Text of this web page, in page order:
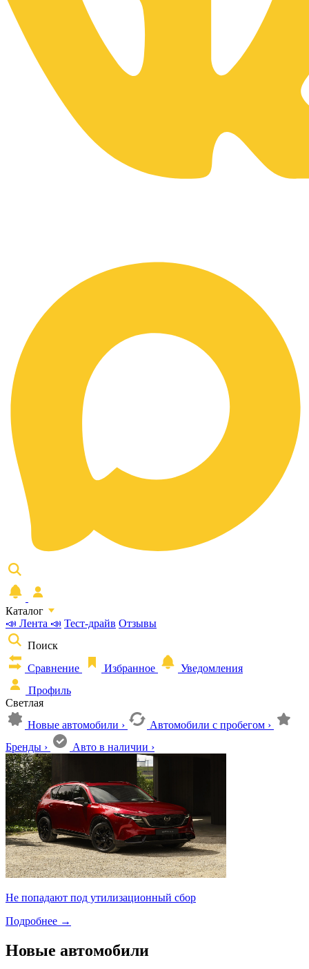
Каталог
📣 Лента 📣 Тест-драйв Отзывы
Поиск
Сравнение
Избранное
Уведомления
Профиль
Светлая
Новые автомобили › Автомобили с пробегом ›
Бренды › Авто в наличии ›
Не попадают под утилизационный сбор
Подробнее →
Новые автомобили